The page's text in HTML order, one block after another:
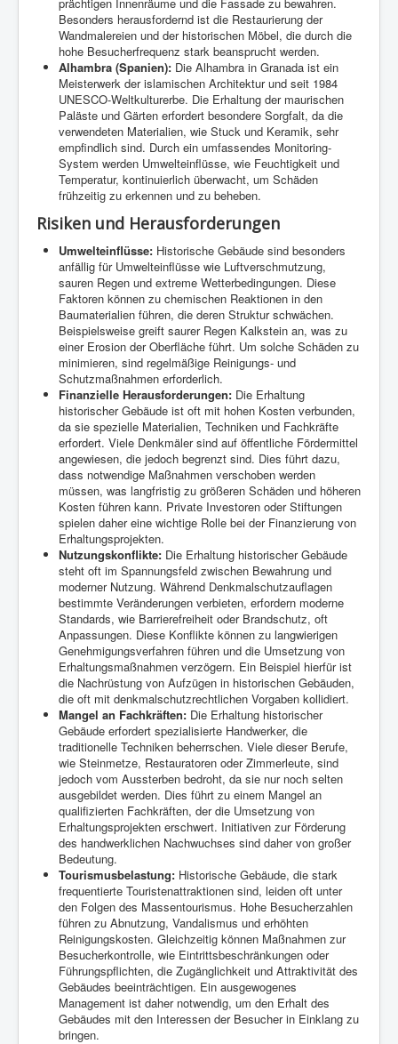
Besonders herausfordernd ist die Restaurierung der
Wandmalereien und der historischen Möbel, die durch die
hohe Besucherfrequenz stark beansprucht werden.
Alhambra (Spanien): Die Alhambra in Granada ist ein
Meisterwerk der islamischen Architektur und seit 1984
UNESCO-Weltkulturerbe. Die Erhaltung der maurischen
Paläste und Gärten erfordert besondere Sorgfalt, da die
verwendeten Materialien, wie Stuck und Keramik, sehr
empfindlich sind. Durch ein umfassendes Monitoring-
System werden Umwelteinflüsse, wie Feuchtigkeit und
Temperatur, kontinuierlich überwacht, um Schäden
frühzeitig zu erkennen und zu beheben.
Risiken und Herausforderungen
Umwelteinflüsse: Historische Gebäude sind besonders
anfällig für Umwelteinflüsse wie Luftverschmutzung,
sauren Regen und extreme Wetterbedingungen. Diese
Faktoren können zu chemischen Reaktionen in den
Baumaterialien führen, die deren Struktur schwächen.
Beispielsweise greift saurer Regen Kalkstein an, was zu
einer Erosion der Oberfläche führt. Um solche Schäden zu
minimieren, sind regelmäßige Reinigungs- und
Schutzmaßnahmen erforderlich.
Finanzielle Herausforderungen: Die Erhaltung
historischer Gebäude ist oft mit hohen Kosten verbunden,
da sie spezielle Materialien, Techniken und Fachkräfte
erfordert. Viele Denkmäler sind auf öffentliche Fördermittel
angewiesen, die jedoch begrenzt sind. Dies führt dazu,
dass notwendige Maßnahmen verschoben werden
müssen, was langfristig zu größeren Schäden und höheren
Kosten führen kann. Private Investoren oder Stiftungen
spielen daher eine wichtige Rolle bei der Finanzierung von
Erhaltungsprojekten.
Nutzungskonflikte: Die Erhaltung historischer Gebäude
steht oft im Spannungsfeld zwischen Bewahrung und
moderner Nutzung. Während Denkmalschutzauflagen
bestimmte Veränderungen verbieten, erfordern moderne
Standards, wie Barrierefreiheit oder Brandschutz, oft
Anpassungen. Diese Konflikte können zu langwierigen
Genehmigungsverfahren führen und die Umsetzung von
Erhaltungsmaßnahmen verzögern. Ein Beispiel hierfür ist
die Nachrüstung von Aufzügen in historischen Gebäuden,
die oft mit denkmalschutzrechtlichen Vorgaben kollidiert.
Mangel an Fachkräften: Die Erhaltung historischer
Gebäude erfordert spezialisierte Handwerker, die
traditionelle Techniken beherrschen. Viele dieser Berufe,
wie Steinmetze, Restauratoren oder Zimmerleute, sind
jedoch vom Aussterben bedroht, da sie nur noch selten
ausgebildet werden. Dies führt zu einem Mangel an
qualifizierten Fachkräften, der die Umsetzung von
Erhaltungsprojekten erschwert. Initiativen zur Förderung
des handwerklichen Nachwuchses sind daher von großer
Bedeutung.
Tourismusbelastung: Historische Gebäude, die stark
frequentierte Touristenattraktionen sind, leiden oft unter
den Folgen des Massentourismus. Hohe Besucherzahlen
führen zu Abnutzung, Vandalismus und erhöhten
Reinigungskosten. Gleichzeitig können Maßnahmen zur
Besucherkontrolle, wie Eintrittsbeschränkungen oder
Führungspflichten, die Zugänglichkeit und Attraktivität des
Gebäudes beeinträchtigen. Ein ausgewogenes
Management ist daher notwendig, um den Erhalt des
Gebäudes mit den Interessen der Besucher in Einklang zu
bringen.